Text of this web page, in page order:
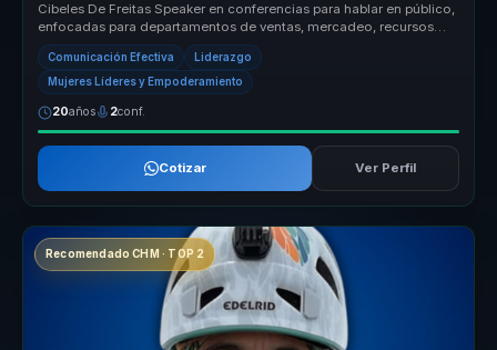
Cibeles De Freitas Speaker en conferencias para hablar en público,
enfocadas para departamentos de ventas, mercadeo, recursos
humanos, at...
Comunicación Efectiva Liderazgo
Mujeres Líderes y Empoderamiento
20años 2conf.
Cotizar Ver Perfil
Recomendado CHM · TOP 2